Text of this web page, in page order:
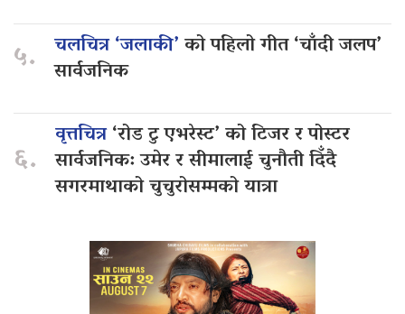
५. चलचित्र ‘जलाकी’को पहिलो गीत ‘चाँदी जलप’
सार्वजनिक
६.
वृत्तचित्र‘रोड टु एभरेस्ट’ को टिजर र पोस्टर
सार्वजनिक: उमेर र सीमालाई चुनौती दिँदै
सगरमाथाको चुचुरोसम्मको यात्रा